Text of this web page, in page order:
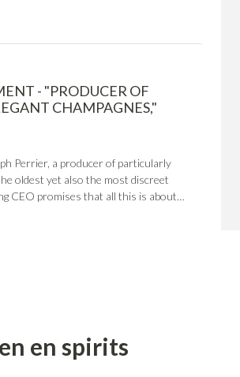
- "PRODUCER OF
CHAMPAGNES,"
Perrier, a producer of particularly
oldest yet also the most discreet
CEO promises that all this is about…
en spirits